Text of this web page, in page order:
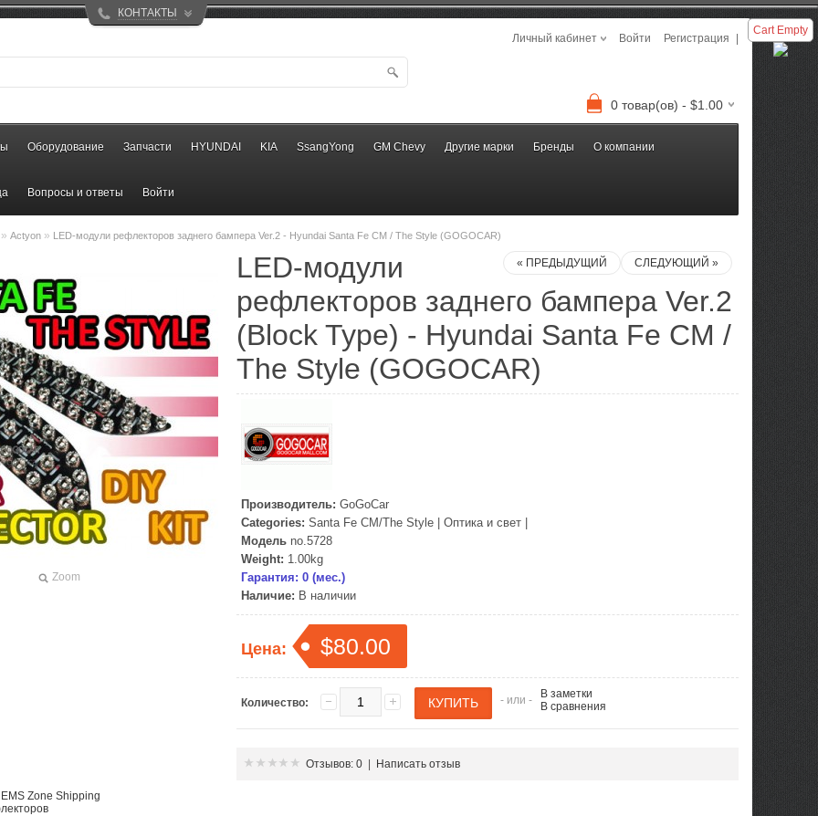
КОНТАКТЫ
Личный кабинет
Войти Регистрация
0 товар(ов) - $1.00
Оборудование Запчасти HYUNDAI KIA SsangYong GM Chevy Другие марки Бренды О компании
Вопросы и ответы Войти
» Actyon » LED-модули рефлекторов заднего бампера Ver.2 - Hyundai Santa Fe CM / The Style (GOGOCAR)
Zoom
СЛЕДУЮЩИЙ »
« ПРЕДЫДУЩИЙ
LED-модули
рефлекторов заднего бампера Ver.2
(Block Type) - Hyundai Santa Fe CM /
The Style (GOGOCAR)
Производитель: GoGoCar
Categories: Santa Fe CM/The Style Оптика и свет
Модель no.5728
Weight: 1.00kg
Гарантия: 0 (мес.)
Наличие: В наличии
Цена: $80.00
Количество: - или -
В заметки
В сравнения
Отзывов: 0 Написать отзыв
Zone Shipping
Cart Empty